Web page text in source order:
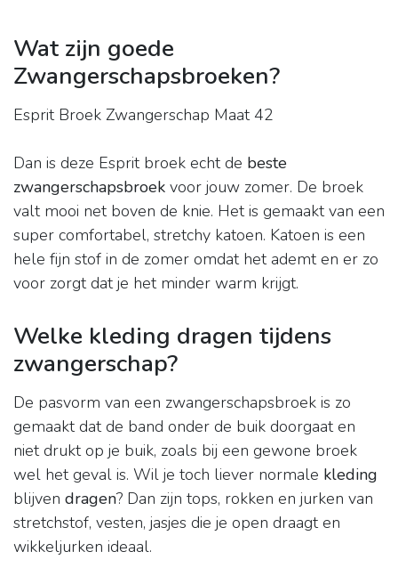
Wat zijn goede
Zwangerschapsbroeken?
Esprit Broek Zwangerschap Maat 42
Dan is deze Esprit broek echt de beste
zwangerschapsbroek voor jouw zomer. De broek
valt mooi net boven de knie. Het is gemaakt van een
super comfortabel, stretchy katoen. Katoen is een
hele fijn stof in de zomer omdat het ademt en er zo
voor zorgt dat je het minder warm krijgt.
Welke kleding dragen tijdens
zwangerschap?
De pasvorm van een zwangerschapsbroek is zo
gemaakt dat de band onder de buik doorgaat en
niet drukt op je buik, zoals bij een gewone broek
wel het geval is. Wil je toch liever normale kleding
blijven dragen? Dan zijn tops, rokken en jurken van
stretchstof, vesten, jasjes die je open draagt en
wikkeljurken ideaal.